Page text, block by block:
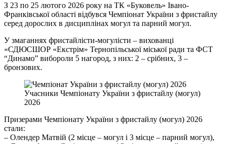
З 23 по 25 лютого 2026 року на ТК «Буковель» Івано-
Франківської області відбувся Чемпіонат України з фристайлу
серед дорослих в дисциплінах могул та парний могул.
У змаганнях фристайлісти-могулісти – вихованці
«СДЮСШОР «Екстрім» Тернопільської міської ради та ФСТ
“Динамо” вибороли 5 нагород, з них: 2 – срібних, 3 –
бронзових.
Учасники Чемпіонату України з фристайлу (могул)
2026
Призерами Чемпіонату України з фристайлу (могул) 2026
стали:
– Олендер Матвій (2 місце – могул і 3 місце – парний могул),